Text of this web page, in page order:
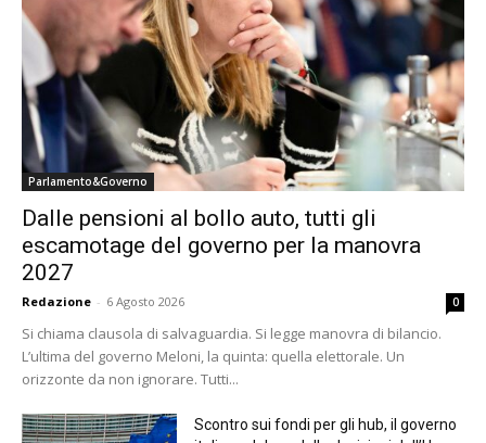
Parlamento&Governo
Dalle pensioni al bollo auto, tutti gli
escamotage del governo per la manovra
2027
Redazione - 6 Agosto 2026 0
Si chiama clausola di salvaguardia. Si legge manovra di bilancio.
L’ultima del governo Meloni, la quinta: quella elettorale. Un
orizzonte da non ignorare. Tutti...
Scontro sui fondi per gli hub, il governo